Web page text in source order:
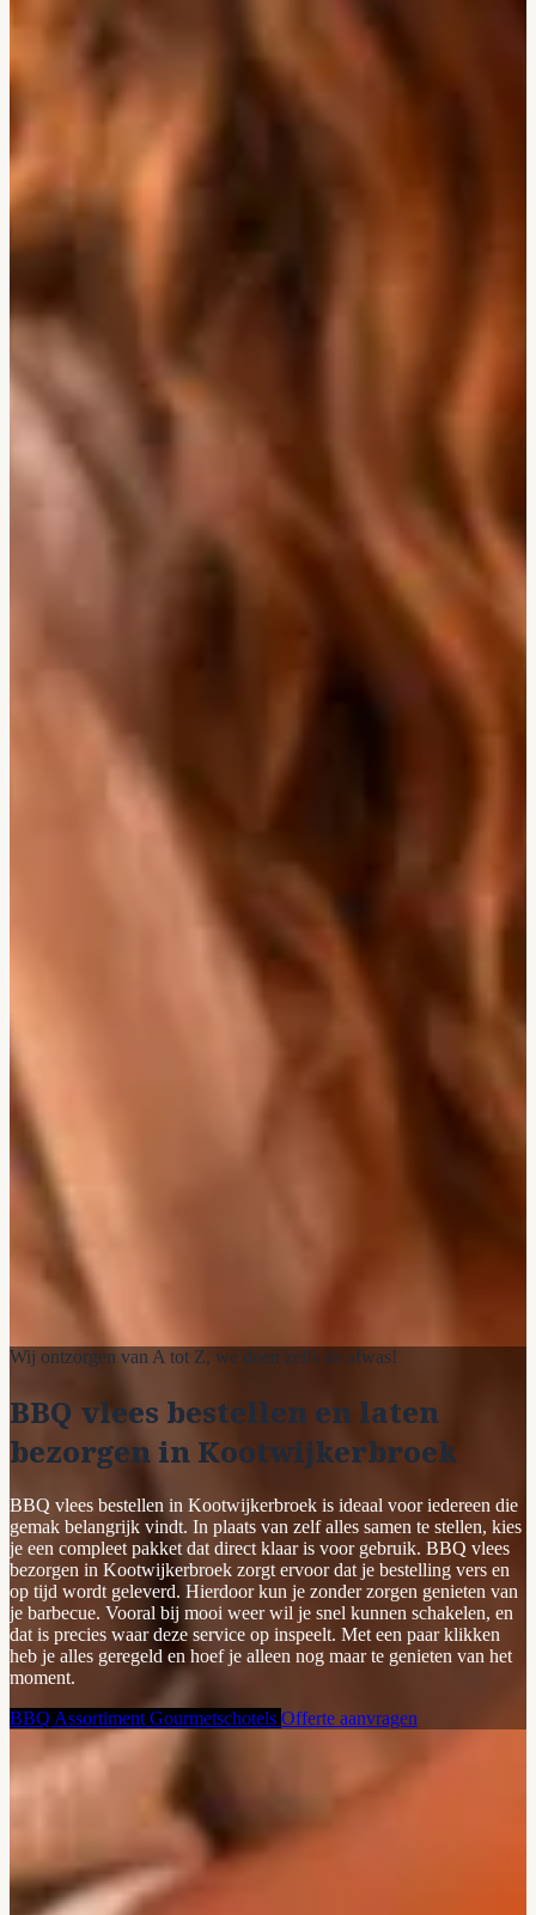
Wij ontzorgen van A tot Z, we doen zelfs de afwas!
BBQ vlees bestellen en laten
bezorgen in Kootwijkerbroek
BBQ vlees bestellen in Kootwijkerbroek is ideaal voor iedereen die
gemak belangrijk vindt. In plaats van zelf alles samen te stellen, kies
je een compleet pakket dat direct klaar is voor gebruik. BBQ vlees
bezorgen in Kootwijkerbroek zorgt ervoor dat je bestelling vers en
op tijd wordt geleverd. Hierdoor kun je zonder zorgen genieten van
je barbecue. Vooral bij mooi weer wil je snel kunnen schakelen, en
dat is precies waar deze service op inspeelt. Met een paar klikken
heb je alles geregeld en hoef je alleen nog maar te genieten van het
moment.
BBQ Assortiment Gourmetschotels Offerte aanvragen